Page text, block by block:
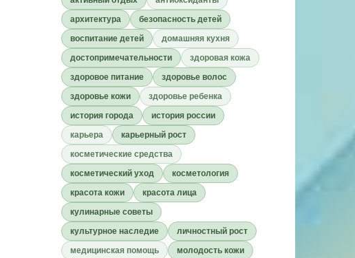
архитектура
безопасность детей
воспитание детей
домашняя кухня
достопримечательности
здоровая кожа
здоровое питание
здоровье волос
здоровье кожи
здоровье ребенка
история города
история россии
карьера
карьерный рост
косметические средства
косметический уход
косметология
красота кожи
красота лица
кулинарные советы
культурное наследие
личностный рост
медицинская помощь
молодость кожи